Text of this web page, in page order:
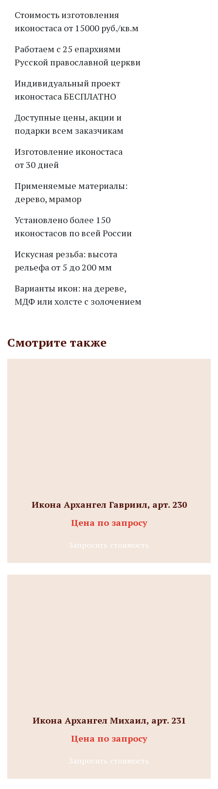
Стоимость изготовления
иконостаса от 15000 руб./кв.м
Работаем с 25 епархиями
Русской православной церкви
Индивидуальный проект
иконостаса БЕСПЛАТНО
Доступные цены, акции и
подарки всем заказчикам
Изготовление иконостаса
от 30 дней
Применяемые материалы:
дерево, мрамор
Установлено более 150
иконостасов по всей России
Искусная резьба: высота
рельефа от 5 до 200 мм
Варианты икон: на дереве,
МДФ или холсте с золочением
Смотрите также
Икона Архангел Гавриил, арт. 230
Цена по запросу
Запросить стоимость
Икона Архангел Михаил, арт. 231
Цена по запросу
Запросить стоимость